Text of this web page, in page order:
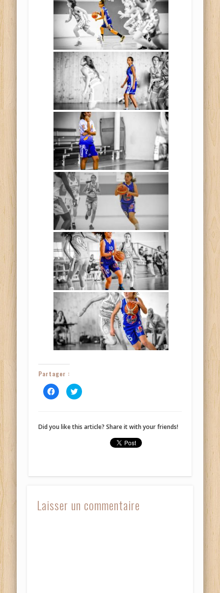
Partager :
Cliquez
pour
partager
une
nouvelle
Cliquez
pour
une
nouvelle
Did you like this article? Share it with your friends!
Laisser un commentaire